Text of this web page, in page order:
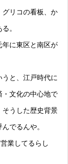
グリコの看板、か
。
年に東区と南区が
と、江戸時代に
・文化の中心地で
そうした歴史背景
でるんや。
業してるらし